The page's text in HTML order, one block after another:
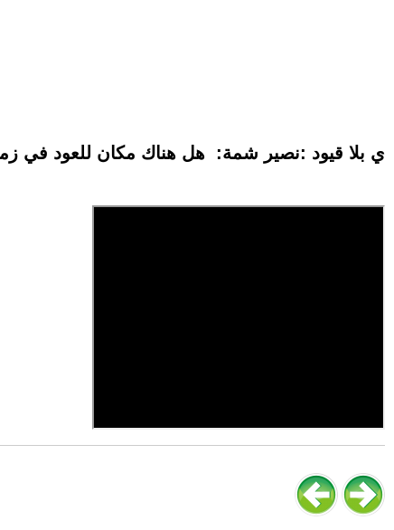
ي بلا قيود :نصير شمة: هل هناك مكان للعود في